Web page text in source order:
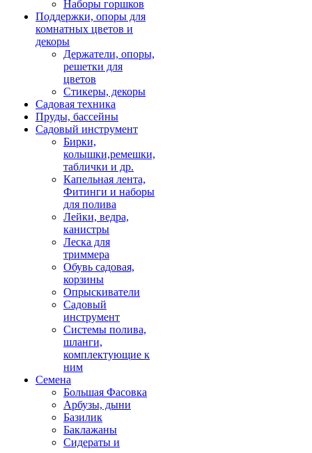
Наборы горшков
Поддержки, опоры для
комнатных цветов и
декоры
Держатели, опоры,
решетки для
цветов
Стикеры, декоры
Садовая техника
Пруды, бассейны
Садовый инструмент
Бирки,
колышки,ремешки,
таблички и др.
Капельная лента,
Фитинги и наборы
для полива
Лейки, ведра,
канистры
Леска для
триммера
Обувь садовая,
корзины
Опрыскиватели
Садовый
инструмент
Системы полива,
шланги,
комплектующие к
ним
Семена
Большая Фасовка
Арбузы, дыни
Базилик
Баклажаны
Сидераты и